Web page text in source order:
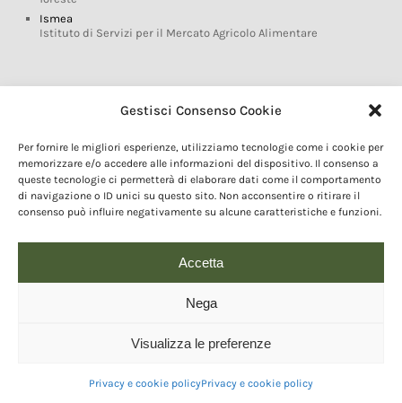
Gestisci Consenso Cookie
Per fornire le migliori esperienze, utilizziamo tecnologie come i cookie per
memorizzare e/o accedere alle informazioni del dispositivo. Il consenso a
queste tecnologie ci permetterà di elaborare dati come il comportamento
di navigazione o ID unici su questo sito. Non acconsentire o ritirare il
consenso può influire negativamente su alcune caratteristiche e funzioni.
Accetta
Nega
Visualizza le preferenze
Privacy e cookie policyPrivacy e cookie policy
Ismea
Istituto di Servizi per il Mercato Agricolo Alimentare
Glossario DOP IGP
Marchi DOP IGP
Normativa prodotti DOP IGP
Consorzi di Tutela
Farm To Fork e prodotti DOP IGP
comunicazione